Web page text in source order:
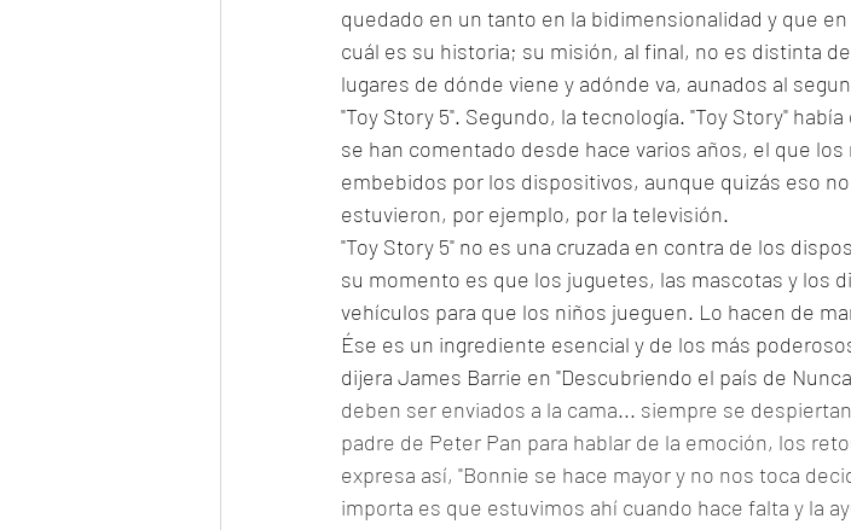
quedado en un tanto en la bidimensionalidad y que
cuál es su historia; su misión, al final, no es distinta
lugares de dónde viene y adónde va, aunados al
"Toy Story 5". Segundo, la tecnología. "Toy Story"
se han comentado desde hace varios años, el que los
embebidos por los dispositivos, aunque quizás eso
estuvieron, por ejemplo, por la televisión.
"Toy Story 5" no es una cruzada en contra de los
su momento es que los juguetes, las mascotas y los
vehículos para que los niños jueguen. Lo hacen de
Ése es un ingrediente esencial y de los más
dijera James Barrie en "Descubriendo el país de
deben ser enviados a la cama... siempre se
padre de Peter Pan para hablar de la emoción, los
expresa así, "Bonnie se hace mayor y no nos toca
importa es que estuvimos ahí cuando hace falta y la